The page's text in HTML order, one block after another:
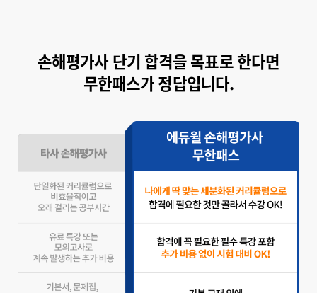
손해평가사 단기 합격을 목표로 한다면
무한패스가 정답입니다.